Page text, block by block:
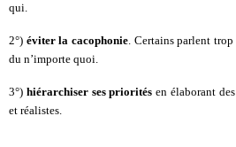
qui.
2°) éviter la cacophonie. Certains parlent
du n’importe quoi.
3°) hiérarchiser ses priorités en élaborant
et réalistes.